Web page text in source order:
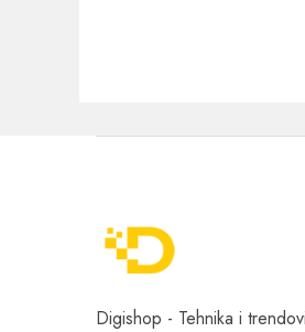
Digishop - Tehnika i trendovi